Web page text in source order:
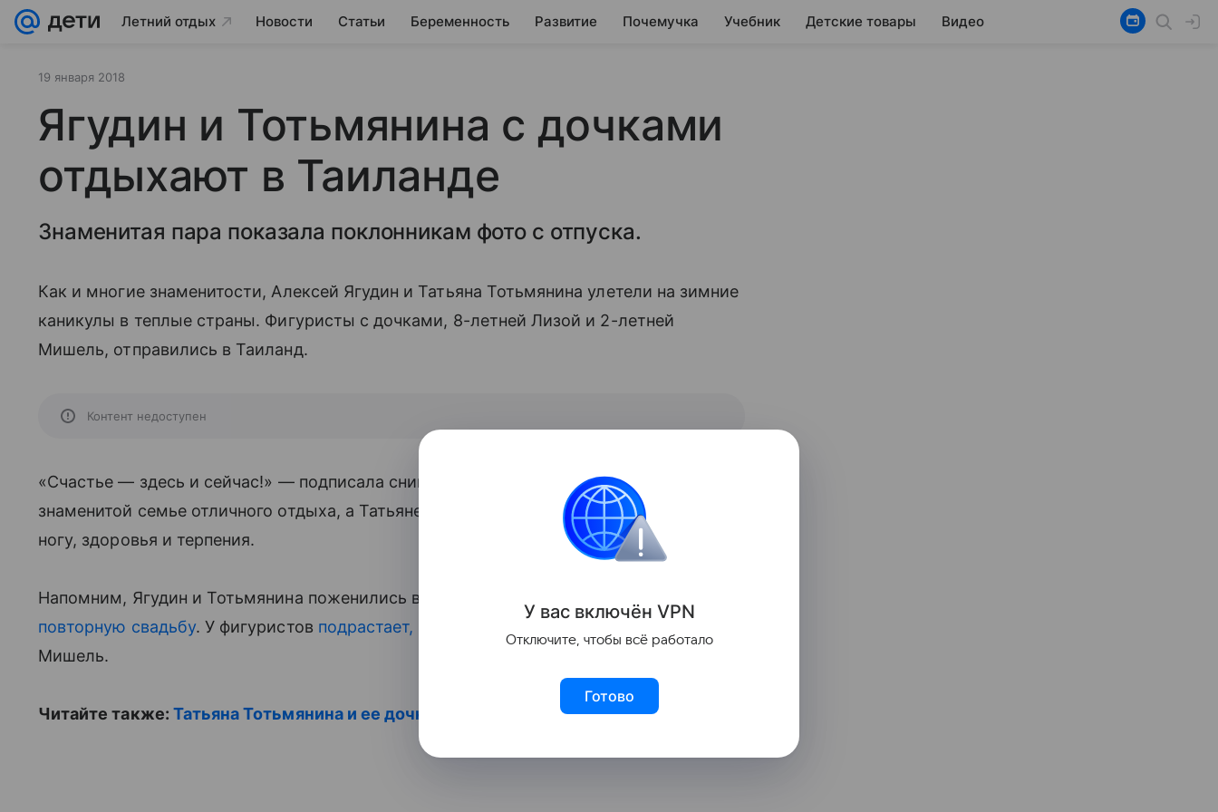
Летний отдых Новости Статьи Беременность Развитие Почемучка Учебник Детские товары Видео
19 января 2018
Ягудин и Тотьмянина с дочками
отдыхают в Таиланде
Знаменитая пара показала поклонникам фото с отпуска.
Как и многие знаменитости, Алексей Ягудин и Татьяна Тотьмянина улетели на зимние
каникулы в теплые страны. Фигуристы с дочками, 8-летней Лизой и 2-летней
Мишель, отправились в Таиланд.
Контент недоступен
«Счастье — здесь и сейчас!» — подписала снимок Тотьмянина. Поклонники пожелали
знаменитой семье отличного отдыха, а Татьяне, которая в конце 2017 года сломала
ногу, здоровья и терпения.
Напомним, Ягудин и Тотьмянина поженились в 2016 году, позже пара
повторную свадьбу. У фигуристов подрастает, кроме Лизы, еще одна дочь
Мишель.
Читайте также: Татьяна Тотьмянина и ее дочки примерили образы принцесс
У вас включён VPN
Отключите, чтобы всё работало
Готово